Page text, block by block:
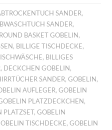
SANDER,
SANDER,
BASKET GOBELIN ,
, BILLIGE TISCHDECKE,
, BILLIGES
, DECKCHEN GOBELIN ,
SANDER,GOBELIN ,
AUFLEGER,GOBELIN
PLATZDECKCHEN,
PLATZSET,GOBELIN
TISCHDECKE,GOBELIN